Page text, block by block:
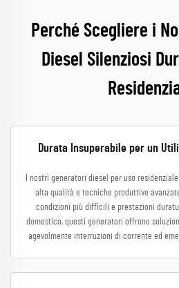
Perché Scegliere i
Diesel Silenziosi
Durata Insuperabile per un
I nostri generatori diesel per uso
alta qualità e tecniche produttive
condizioni più difficili e prestazioni
domestico, questi generatori offrono
agevolmente interruzioni di corrente ed